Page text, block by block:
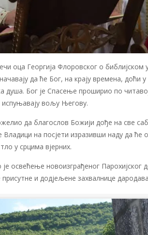
оца Георгија Флоровског о библијском
да ће Бог, на крају времена, доћи у
душа. Бог је Спасење проширио по
испуњавају вољу Његову.
да благослов Божији дође на све
на посјети изразивши наду да ће
у срцима вјерних.
освећење новоизграђеног Парохијског
и додјељене захвалнице